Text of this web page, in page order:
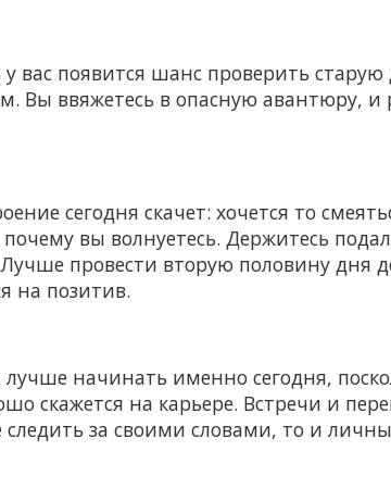
у вас появится шанс проверить
Вы ввяжетесь в опасную авантюру, и
сегодня скачет: хочется то
вы волнуетесь. Держитесь
провести вторую половину дня
на позитив.
начинать именно сегодня,
скажется на карьере. Встречи и
следить за своими словами, то и